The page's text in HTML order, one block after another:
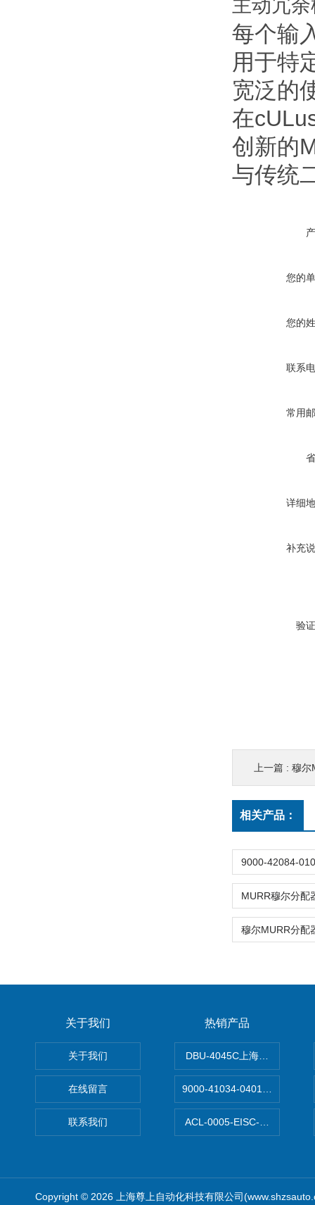
主动冗
每个输
用于特
宽泛的
在
创新的
与传统
您的
您的
联系
常用
详细
补充
验
上一篇 : 穆尔
相关产品：
关于我们
关于我们
在线留言
联系我们
热销产品
DBU-4045C上海鹰峰制动单
9000-41034-0401000穆尔
ACL-0005-EISC-E2M8C上海
Copyright © 2026 上海尊上自动化科技有限公司